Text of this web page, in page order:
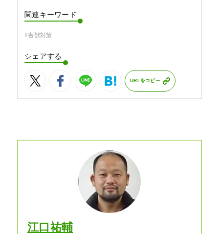
関連キーワード
#害獣対策
シェアする
URLをコピー
江口祐輔